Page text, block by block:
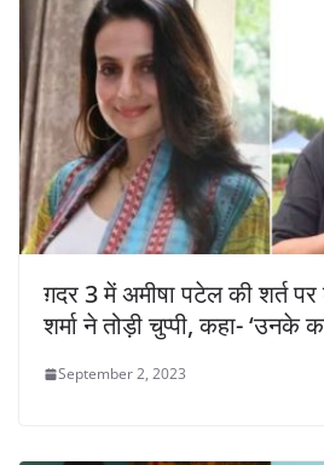
ग़दर 3 में अमीषा पटेल की शर्त
शर्मा ने तोड़ी चुप्पी, कहा- ‘उनके
September 2, 2023